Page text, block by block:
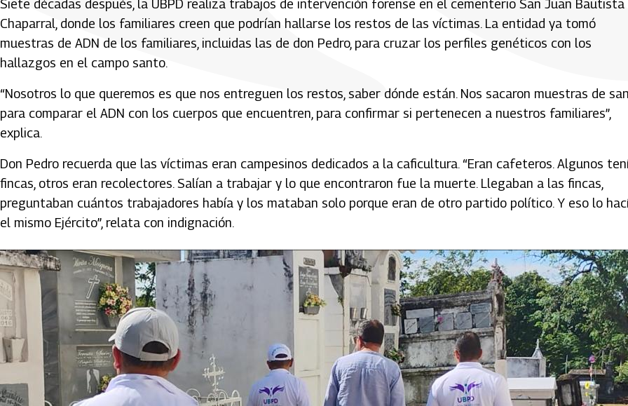
Siete décadas después, la UBPD realiza trabajos de intervención forense en el cementerio San Juan Bautista
Chaparral, donde los familiares creen que podrían hallarse los restos de las víctimas. La entidad ya tomó
muestras de ADN de los familiares, incluidas las de don Pedro, para cruzar los perfiles genéticos con los
hallazgos en el campo santo.
“Nosotros lo que queremos es que nos entreguen los restos, saber dónde están. Nos sacaron muestras de
para comparar el ADN con los cuerpos que encuentren, para confirmar si pertenecen a nuestros familiares”,
explica.
Don Pedro recuerda que las víctimas eran campesinos dedicados a la caficultura. “Eran cafeteros. Algunos
fincas, otros eran recolectores. Salían a trabajar y lo que encontraron fue la muerte. Llegaban a las fincas,
preguntaban cuántos trabajadores había y los mataban solo porque eran de otro partido político. Y eso lo
el mismo Ejército”, relata con indignación.